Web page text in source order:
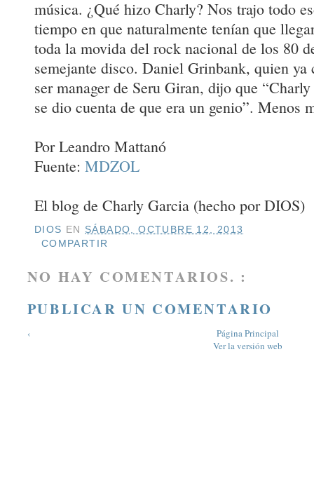
música. ¿Qué hizo Charly? Nos trajo todo
tiempo en que naturalmente tenían que
toda la movida del rock nacional de los 80
semejante disco. Daniel Grinbank, quien
ser manager de Seru Giran, dijo que
se dio cuenta de que era un genio”. Menos
Por Leandro Mattanó
Fuente: MDZOL
El blog de Charly Garcia (hecho por DIOS)
DIOS EN SÁBADO, OCTUBRE 12, 2013
COMPARTIR
NO HAY COMENTARIOS. :
PUBLICAR UN COMENTARIO
‹
Página Principal
Ver la versión web